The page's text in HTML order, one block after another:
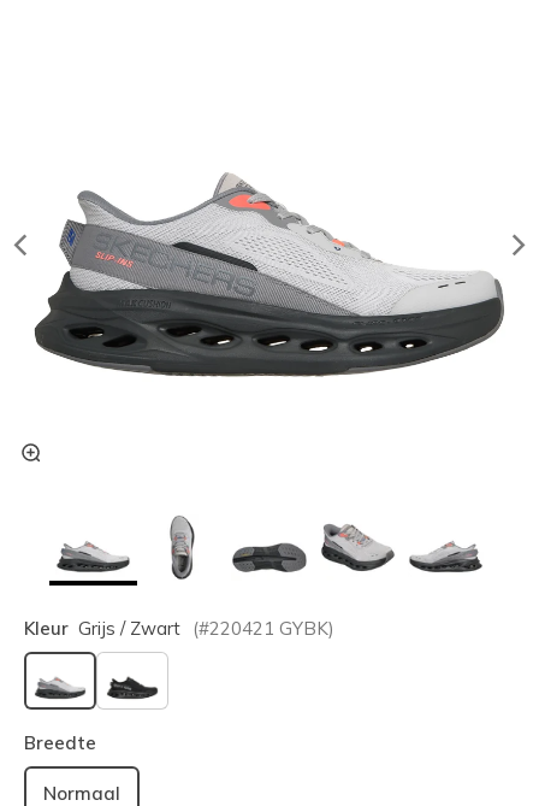
Kleur Grijs / Zwart (#220421 GYBK)
geselecteerd
Breedte
Normaal